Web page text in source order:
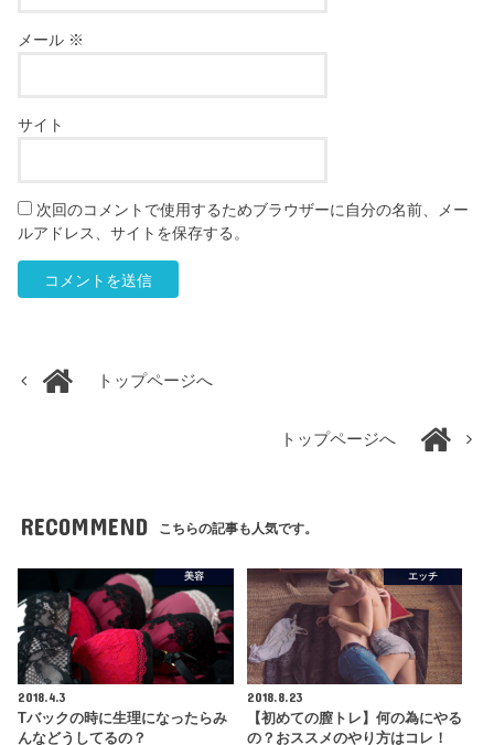
メール ※
サイト
次回のコメントで使用するためブラウザーに自分の名前、メー
ルアドレス、サイトを保存する。
トップページへ
トップページへ
RECOMMEND こちらの記事も人気です。
美容
2018.4.3
Tバックの時に生理になったらみ
んなどうしてるの？
エッチ
2018.8.23
【初めての膣トレ】何の為にやる
の？おススメのやり方はコレ！